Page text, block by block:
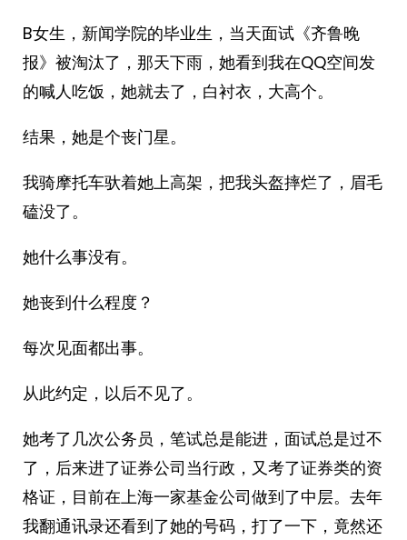
B女生，新闻学院的毕业生，当天面试《齐鲁晚
报》被淘汰了，那天下雨，她看到我在QQ空间发
的喊人吃饭，她就去了，白衬衣，大高个。
结果，她是个丧门星。
我骑摩托车驮着她上高架，把我头盔摔烂了，眉毛
磕没了。
她什么事没有。
她丧到什么程度？
每次见面都出事。
从此约定，以后不见了。
她考了几次公务员，笔试总是能进，面试总是过不
了，后来进了证券公司当行政，又考了证券类的资
格证，目前在上海一家基金公司做到了中层。去年
我翻通讯录还看到了她的号码，打了一下，竟然还